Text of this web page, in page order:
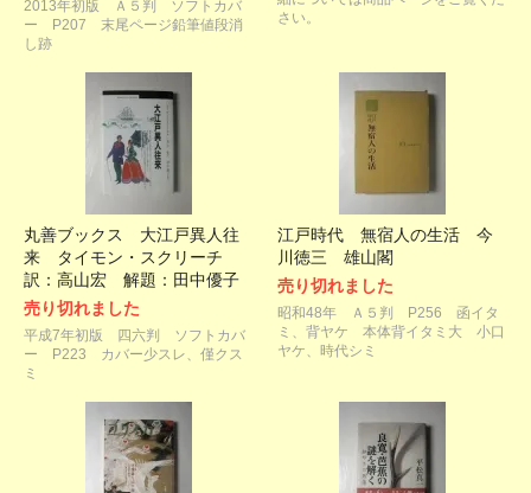
2013年初版 Ａ５判 ソフトカバ
ー P207 末尾ページ鉛筆値段消
し跡
さい。
丸善ブックス 大江戸異人往
来 タイモン・スクリーチ
訳：高山宏 解題：田中優子
売り切れました
平成7年初版 四六判 ソフトカバ
ー P223 カバー少スレ、僅クス
ミ
江戸時代 無宿人の生活 今
川徳三 雄山閣
売り切れました
昭和48年 Ａ５判 P256 函イタ
ミ、背ヤケ 本体背イタミ大 小口
ヤケ、時代シミ